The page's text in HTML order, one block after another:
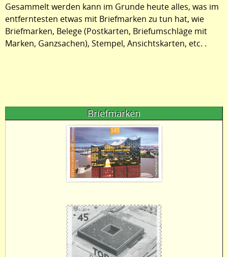
Gesammelt werden kann im Grunde heute alles, was im
entferntesten etwas mit Briefmarken zu tun hat, wie
Briefmarken, Belege (Postkarten, Briefumschläge mit
Marken, Ganzsachen), Stempel, Ansichtskarten, etc. .
Briefmarken